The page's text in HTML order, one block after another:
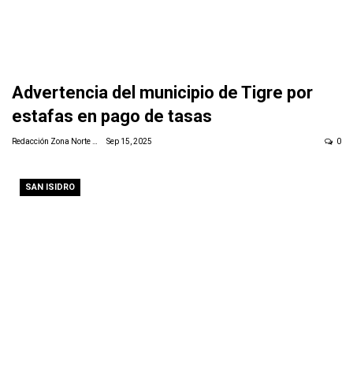
Advertencia del municipio de Tigre por
estafas en pago de tasas
Sep 15, 2025 0
SAN ISIDRO